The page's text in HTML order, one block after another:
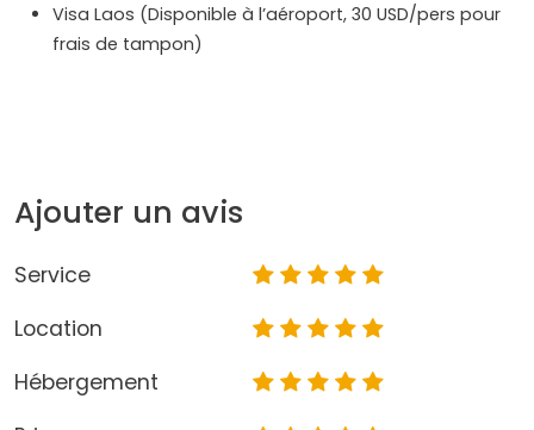
Visa Laos (Disponible à l’aéroport, 30 USD/pers pour
frais de tampon)
Ajouter un avis
Service
Location
Hébergement